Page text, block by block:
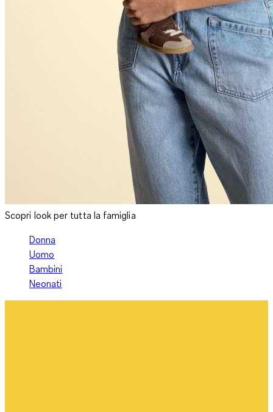
Scopri look per tutta la famiglia
Donna
Uomo
Bambini
Neonati